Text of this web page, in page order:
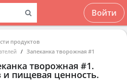
Войти
продуктов
Запеканка творожная #1
творожная #1.
и пищевая ценность.